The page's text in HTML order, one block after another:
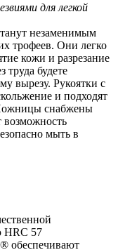
для легкой
незаменимым
трофеев. Они легко
кожи и разрезание
труда будете
вырезу. Рукоятки с
и подходят
снабжены
возможность
мыть в
HRC 57
обеспечивают